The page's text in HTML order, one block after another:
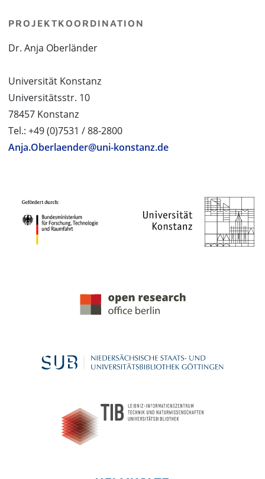
PROJEKTKOORDINATION
Dr. Anja Oberländer
Universität Konstanz
Universitätsstr. 10
78457 Konstanz
Tel.: +49 (0)7531 / 88-2800
Anja.Oberlaender@uni-konstanz.de